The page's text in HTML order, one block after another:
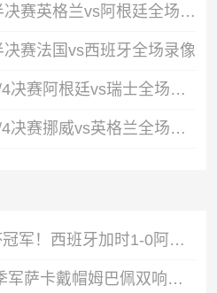
07月16日世界杯半决赛英格兰vs阿根廷全场录像
赛法国vs西班牙全场录像
07月12日世界杯1/4决赛阿根廷vs瑞士全场录像
07月12日世界杯1/4决赛挪威vs英格兰全场录像
时隔16年夺世界杯冠军！西班牙加时1-0阿根廷费兰制胜恩佐染红
英格兰6-4法国获季军萨卡戴帽姆巴佩双响创纪录奥利塞2助+失良机